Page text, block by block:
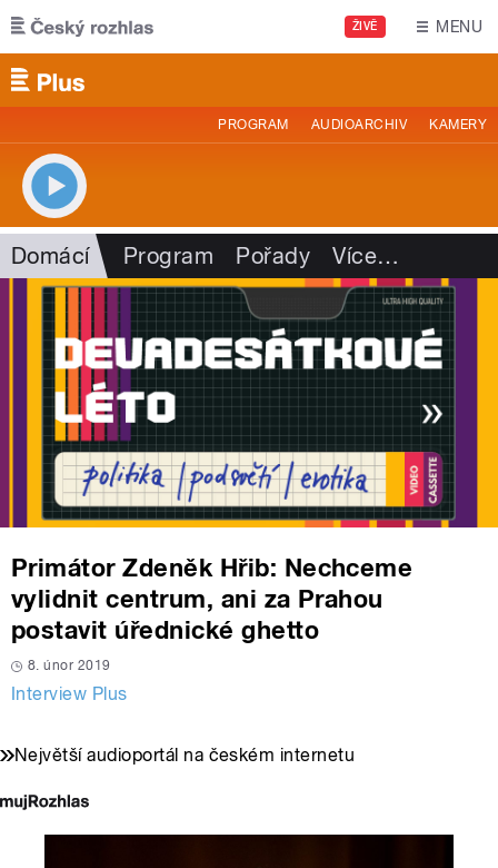
Přejít k hlavnímu obsahu
ŽIVĚ MENU
PROGRAM AUDIOARCHIV KAMERY
Domácí Program Pořady Více…
Primátor Zdeněk Hřib: Nechceme
vylidnit centrum, ani za Prahou
postavit úřednické ghetto
8. únor 2019
Interview Plus
Největší audioportál na českém internetu